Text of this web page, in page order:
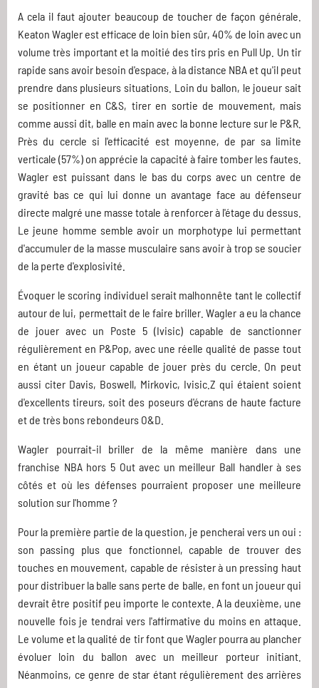
A cela il faut ajouter beaucoup de toucher de façon générale.
Keaton Wagler est efficace de loin bien sûr, 40% de loin avec un
volume très important et la moitié des tirs pris en Pull Up. Un tir
rapide sans avoir besoin d'espace, à la distance NBA et qu'il peut
prendre dans plusieurs situations. Loin du ballon, le joueur sait
se positionner en C&S, tirer en sortie de mouvement, mais
comme aussi dit, balle en main avec la bonne lecture sur le P&R.
Près du cercle si l'efficacité est moyenne, de par sa limite
verticale (57%) on apprécie la capacité à faire tomber les fautes.
Wagler est puissant dans le bas du corps avec un centre de
gravité bas ce qui lui donne un avantage face au défenseur
directe malgré une masse totale à renforcer à l'étage du dessus.
Le jeune homme semble avoir un morphotype lui permettant
d'accumuler de la masse musculaire sans avoir à trop se soucier
de la perte d'explosivité.
Évoquer le scoring individuel serait malhonnête tant le collectif
autour de lui, permettait de le faire briller. Wagler a eu la chance
de jouer avec un Poste 5 (Ivisic) capable de sanctionner
régulièrement en P&Pop, avec une réelle qualité de passe tout
en étant un joueur capable de jouer près du cercle. On peut
aussi citer Davis, Boswell, Mirkovic, Ivisic.Z qui étaient soient
d'excellents tireurs, soit des poseurs d'écrans de haute facture
et de très bons rebondeurs O&D.
Wagler pourrait-il briller de la même manière dans une
franchise NBA hors 5 Out avec un meilleur Ball handler à ses
côtés et où les défenses pourraient proposer une meilleure
solution sur l'homme ?
Pour la première partie de la question, je pencherai vers un oui :
son passing plus que fonctionnel, capable de trouver des
touches en mouvement, capable de résister à un pressing haut
pour distribuer la balle sans perte de balle, en font un joueur qui
devrait être positif peu importe le contexte. A la deuxième, une
nouvelle fois je tendrai vers l'affirmative du moins en attaque.
Le volume et la qualité de tir font que Wagler pourra au plancher
évoluer loin du ballon avec un meilleur porteur initiant.
Néanmoins, ce genre de star étant régulièrement des arrières